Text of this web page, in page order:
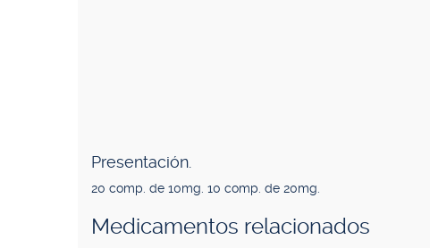
Presentación.
20 comp. de 10mg. 10 comp. de 20mg.
Medicamentos relacionados